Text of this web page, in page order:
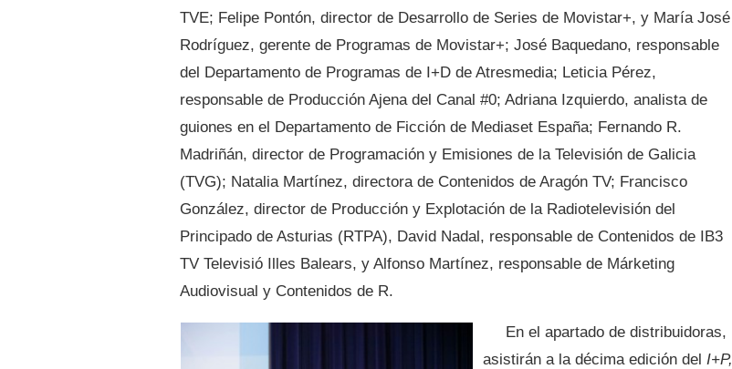
TVE; Felipe Pontón, director de Desarrollo de Series de Movistar+, y María José
Rodríguez, gerente de Programas de Movistar+; José Baquedano, responsable
del Departamento de Programas de I+D de Atresmedia; Leticia Pérez,
responsable de Producción Ajena del Canal #0; Adriana Izquierdo, analista de
guiones en el Departamento de Ficción de Mediaset España; Fernando R.
Madriñán, director de Programación y Emisiones de la Televisión de Galicia
(TVG); Natalia Martínez, directora de Contenidos de Aragón TV; Francisco
González, director de Producción y Explotación de la Radiotelevisión del
Principado de Asturias (RTPA), David Nadal, responsable de Contenidos de IB3
TV Televisió Illes Balears, y Alfonso Martínez, responsable de Márketing
Audiovisual y Contenidos de R.
En el apartado de distribuidoras,
asistirán a la décima edición del I+P,